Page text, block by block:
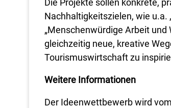
Die Projekte sollen konkrete,
Nachhaltigkeitszielen, wie u.a.
„Menschenwürdige Arbeit
gleichzeitig neue, kreative
Tourismuswirtschaft zu
Weitere Informationen
Der Ideenwettbewerb wird vom